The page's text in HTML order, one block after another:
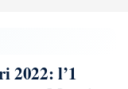
2022: l’1